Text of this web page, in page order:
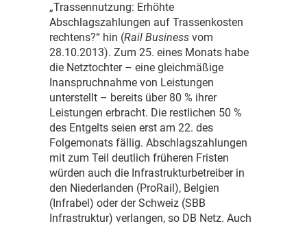
„Trassennutzung: Erhöhte
Abschlagszahlungen auf Trassenkosten
rechtens?“ hin (Rail Business vom
28.10.2013). Zum 25. eines Monats habe
die Netztochter – eine gleichmäßige
Inanspruchnahme von Leistungen
unterstellt – bereits über 80 % ihrer
Leistungen erbracht. Die restlichen 50 %
des Entgelts seien erst am 22. des
Folgemonats fällig. Abschlagszahlungen
mit zum Teil deutlich früheren Fristen
würden auch die Infrastrukturbetreiber in
den Niederlanden (ProRail), Belgien
(Infrabel) oder der Schweiz (SBB
Infrastruktur) verlangen, so DB Netz. Auch